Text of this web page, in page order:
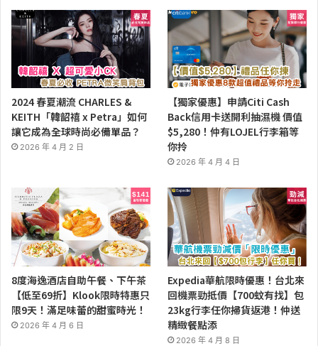
2024 春夏潮流 CHARLES &
KEITH「韓韶禧 x Petra」如何
讓它成為全球時尚必備單品？
2026 年 4 月 2 日
【獨家優惠】申請Citi Cash
Back信用卡送開利抽濕機 價值
$5,280！仲有LOJEL行李箱等
你拎
2026 年 4 月 4 日
8度海逸酒店自助午餐、下午茶
【低至69折】Klook限時特惠只
限9天！滿足味蕾的甜蜜時光！
2026 年 4 月 6 日
Expedia華航限時優惠！台北來
回機票勁抵價【700蚊有找】包
23kg行李任你掃貨返港！仲送
精緻餐點添
2026 年 4 月 8 日